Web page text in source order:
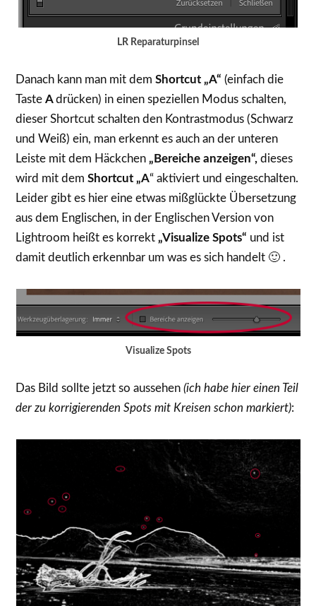
LR Reparaturpinsel
Danach kann man mit demShortcut „A“(einfach die
TasteAdrücken) in einen speziellen Modus schalten,
dieser Shortcut schalten den Kontrastmodus (Schwarz
und Weiß) ein, man erkennt es auch an der unteren
Leiste mit dem Häckchen„Bereiche anzeigen“, dieses
wird mit demShortcut „A“ aktiviert und eingeschalten.
Leider gibt es hier eine etwas mißglückte Übersetzung
aus dem Englischen, in der Englischen Version von
Lightroom heißt es korrekt„Visualize Spots“ und ist
damit deutlich erkennbar um was es sich handelt 🙂 .
Visualize Spots
Das Bild sollte jetzt so aussehen(ich habe hier einen Teil
der zu korrigierenden Spots mit Kreisen schon markiert):